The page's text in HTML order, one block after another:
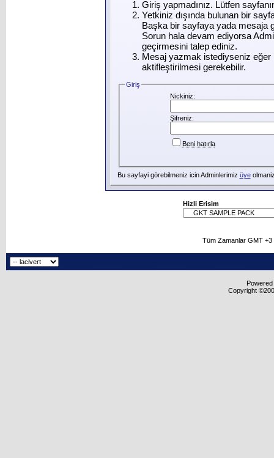
Giriş yapmadınız. Lütfen
Yetkiniz dışında bulunan bir
Başka bir sayfaya yada mesaja
Sorun hala devam ediyorsa
geçirmesini talep ediniz.
Mesaj yazmak istediyseniz eğer
aktifleştirilmesi gerekebilir.
Giriş
Nickiniz:
Şifreniz:
Beni hatırla
Bu sayfayi görebilmeniz icin Adminlerimiz üye
Hizli Erisim
Tüm Zamanlar GMT
Copyright